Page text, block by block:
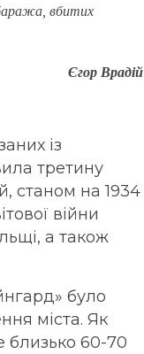
вбитих
Єгор Врадій
із
третину
станом на 1934
війни
а також
було
міста. Як
близько 60-70